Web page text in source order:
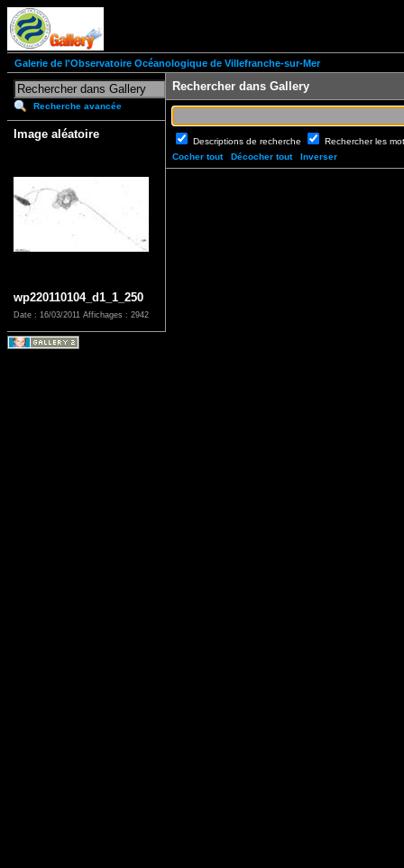
Galerie de l'Observatoire Océanologique de Villefranche-sur-Mer
Recherche avancée
Image aléatoire
wp220110104_d1_1_250
Date : 16/03/2011 Affichages : 2942
Rechercher dans Gallery
Descriptions de recherche
Rechercher les
Cocher tout
Décocher tout Inverser